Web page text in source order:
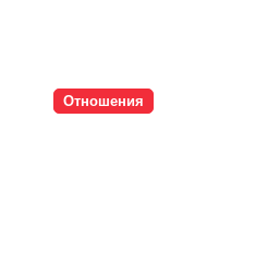
Отношения